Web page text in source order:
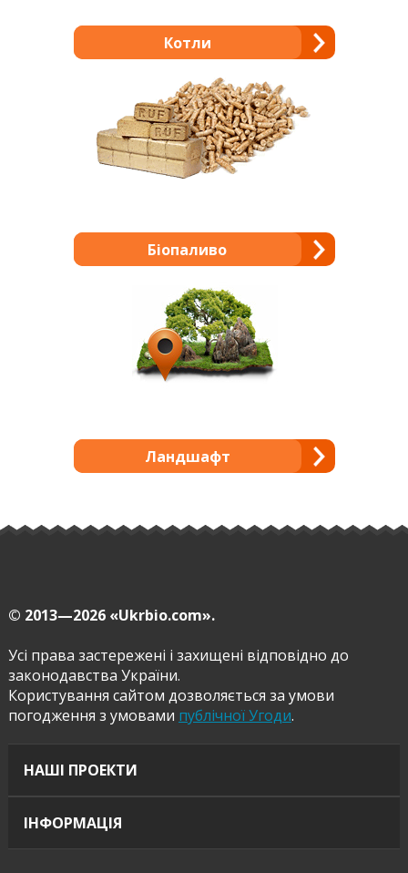
Котли
Біопаливо
Ландшафт
© 2013—2026 «Ukrbio.com».
Усі права застережені і захищені відповідно до
законодавства України.
Користування сайтом дозволяється за умови
погодження з умовами публічної Угоди.
НАШІ ПРОЕКТИ
ІНФОРМАЦІЯ